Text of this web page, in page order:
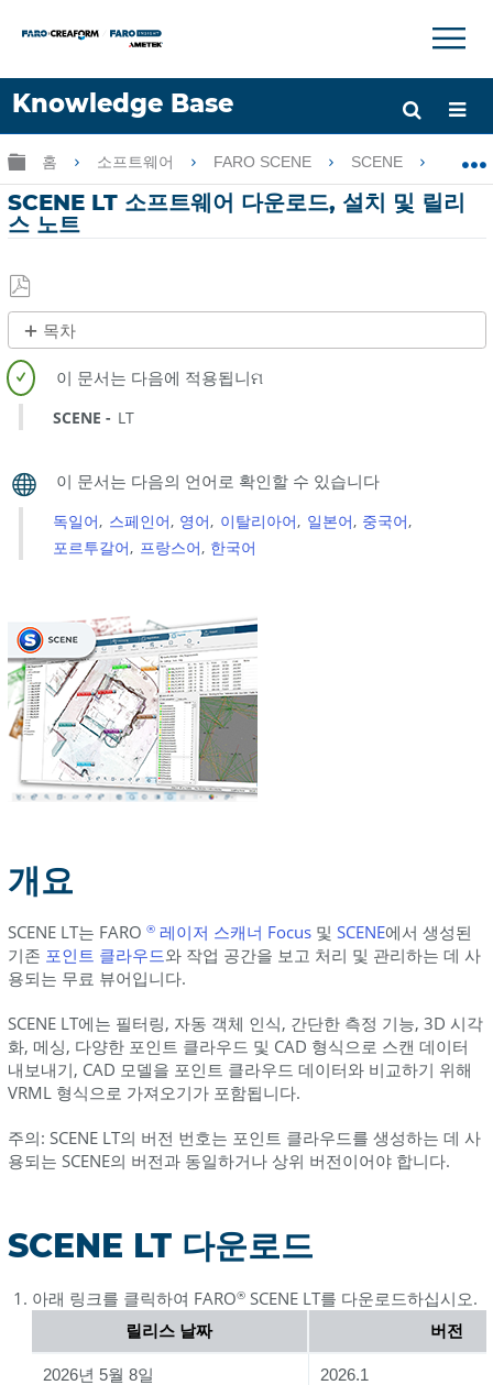
Knowledge Base
언어
도움 받기 로그인
×
글로벌 계층 확장/축소
홈 소프트웨어 FARO SCENE SCENE
SCENE LT 소프트웨어 다운로드, 설치 및 릴리
스 노트
PDF
로
저
장
목차
SCENE
로
드
참
조
SCENE LT
독일어 스페인어 영어 이탈리아어 일본어 중국어
포르투갈어 프랑스어 한국어
개요
SCENE LT는 FARO ®레이저 스캐너 Focus및 SCENE에서 생성된
기존 포인트 클라우드와 작업 공간을 보고 처리 및 관리하는 데 사
용되는 무료 뷰어입니다.
SCENE LT에는 필터링, 자동 객체 인식, 간단한 측정 기능, 3D 시각
화, 메싱, 다양한 포인트 클라우드 및 CAD 형식으로 스캔 데이터
내보내기, CAD 모델을 포인트 클라우드 데이터와 비교하기 위해
VRML 형식으로 가져오기가 포함됩니다.
주의: SCENE LT의 버전 번호는 포인트 클라우드를 생성하는 데 사
용되는 SCENE의 버전과 동일하거나 상위 버전이어야 합니다.
SCENE LT 다운로드
아래 링크를 클릭하여 FARO®SCENE LT를 다운로드하십시오.
릴리스 날짜 버전
2026년 5월 8일 2026.1